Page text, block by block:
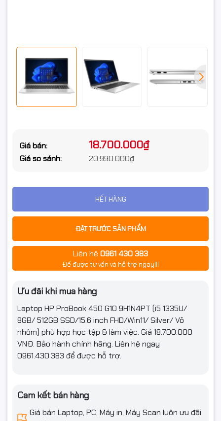
Giá bán: 18.700.000₫
Giá so sánh: 20.990.000₫
HẾT HÀNG
ĐẶT TRƯỚC SẢN PHẨM
Liên hệ 0961 430 383
Để được tư vấn và hỗ trợ ngay!!!
Ưu đãi khi mua hàng
Laptop HP ProBook 450 G10 9H1N4PT (i5 1335U/
8GB/ 512GB SSD/15.6 inch FHD/Win11/ Silver/ Vỏ
nhôm) phù hợp học tập & làm việc. Giá 18.700.000
VNĐ. Bảo hành chính hãng. Liên hệ ngay
0961.430.383 để được hỗ trợ.
Cam kết bán hàng
Giá bán Laptop, PC, Máy in, Máy Scan luôn ưu đãi
Chuẩn giao
M.2 NVMe PCIe 2280
Khe cắm ổ
Không
Card màn hình
Card tích hợp VGA onboard
Kích thước
Độ phân giải Full HD (1920x1080)
Tần số quét
màn hình
Độ phủ màu: 45% NTSC
Chống chói Anti Glare
Kết nối
Kết nối không
Intel® Wi-Fi 6E AX211 (2x2) and Bluetooth® 5.3
Thông số
(Lan/Wireless)
Realtek RTL8111HSH-CG 10/100/1000 GbE NIC
Cổng giao
tiếp
headphone/microphone combo jack; 1 RJ-45; 2
USB Type-C® 10Gbps signaling rate (USB Power
Delivery, DisplayPort™ 2.1)